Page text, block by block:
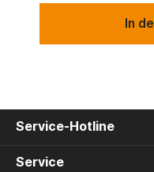
In
Service-Hotline
Service